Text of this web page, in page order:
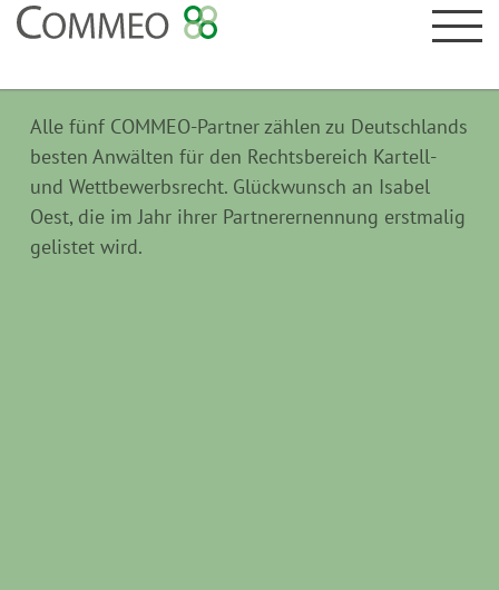
Alle fünf COMMEO-Partner zählen zu Deutschlands
besten Anwälten für den Rechtsbereich Kartell-
und Wettbewerbsrecht. Glückwunsch an Isabel
Oest, die im Jahr ihrer Partnerernennung erstmalig
gelistet wird.